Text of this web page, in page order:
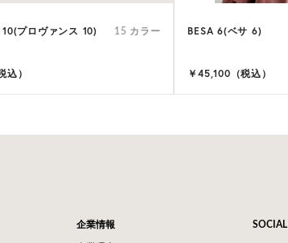
10(プロヴァンス 10) 15 カラー
込）
BESA 6(ベサ 6)
￥45,100（税込）
企業情報 SOCIAL